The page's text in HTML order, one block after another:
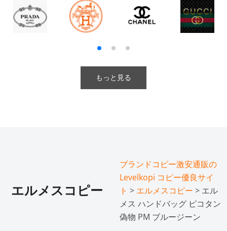
もっと見る
エルメスコピー
ブランドコピー激安通販の
Levelkopi コピー優良サイ
ト > エルメスコピー > エル
メス ハンドバッグ ピコタン
偽物 PM ブルージーン